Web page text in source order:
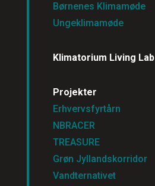
Børnenes Klimamøde
Ungeklimamøde
Klimatorium Living Lab
Projekter
Erhvervsfyrtårn
NBRACER
TREASURE
Grøn Jyllandskorridor
Vandternativet